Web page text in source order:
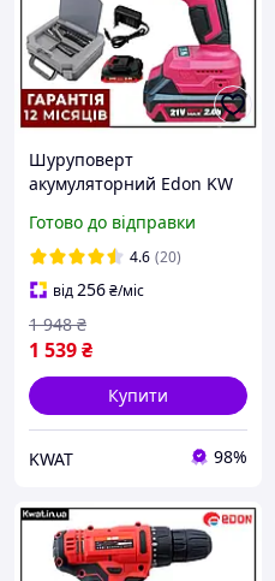
Шуруповерт
акумуляторний Edon KW
безщітковий 2 швидкості
2 АКБ 21 В 2 Ач
Готово до відправки
4.6 (20)
від256₴/міс
1 539₴
1 948 ₴
Купити
KWAT 98%